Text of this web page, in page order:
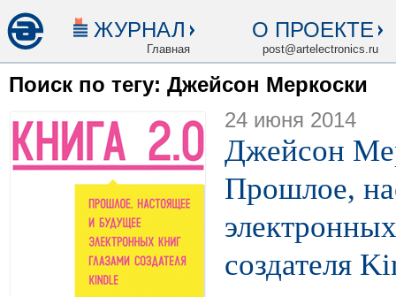
ЖУРНАЛ
Главная
О ПРОЕКТЕ
post@artelectronics.ru
Поиск по тегу: Джейсон Меркоски
24 июня 2014
Джейсон
Прошлое,
создателя